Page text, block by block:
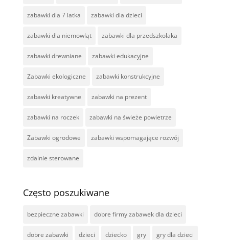
zabawki dla 7 latka zabawki dla dzieci
zabawki dla niemowląt zabawki dla przedszkolaka
zabawki drewniane zabawki edukacyjne
Zabawki ekologiczne zabawki konstrukcyjne
zabawki kreatywne zabawki na prezent
zabawki na roczek zabawki na świeże powietrze
Zabawki ogrodowe zabawki wspomagające rozwój
zdalnie sterowane
Często poszukiwane
bezpieczne zabawki dobre firmy zabawek dla dzieci
dobre zabawki dzieci dziecko gry gry dla dzieci